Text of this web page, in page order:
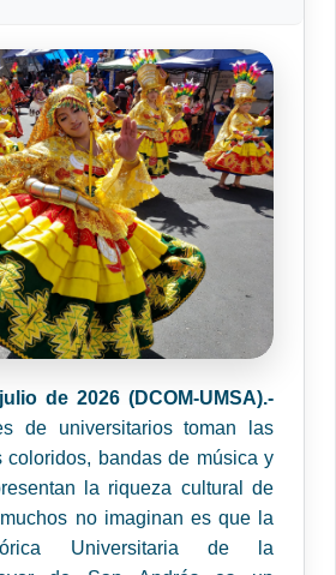
de 2026 (DCOM-UMSA).-
de universitarios toman las
coloridos, bandas de música y
la riqueza cultural de
no imaginan es que la
Universitaria de la